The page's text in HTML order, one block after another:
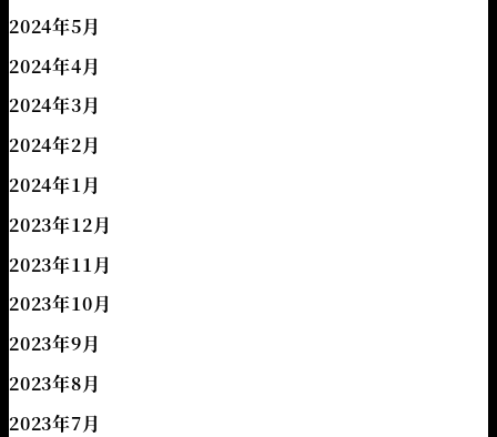
2024年5月
2024年4月
2024年3月
2024年2月
2024年1月
2023年12月
2023年11月
2023年10月
2023年9月
2023年8月
2023年7月